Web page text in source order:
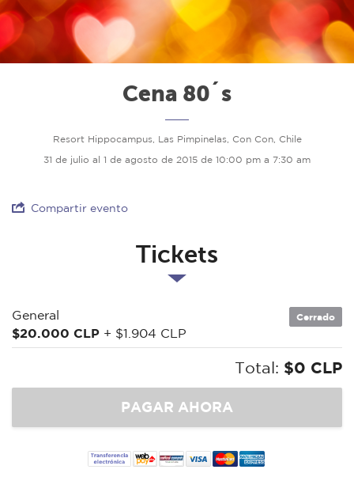
Cena 80´s
Resort Hippocampus, Las Pimpinelas, Con Con, Chile
31 de julio al 1 de agosto de 2015 de 10:00 pm a 7:30 am
Compartir evento
Tickets
General
$20.000 CLP + $1.904 CLP
Cerrado
Total: $0 CLP